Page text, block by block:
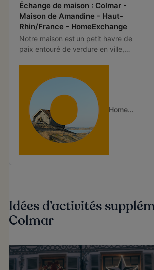
Échange de maison : Colmar -
Maison de Amandine - Haut-
Rhin/France - HomeExchange
Notre maison est un petit havre de
paix entouré de verdure en ville,
HomeExchange
Idées d’activités
Colmar